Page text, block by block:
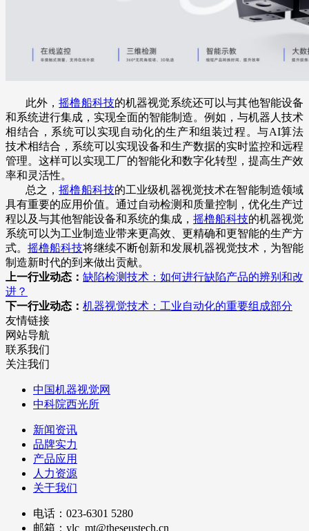
此外，摇橹船科技的机器视觉系统还可以与其他智能设备
和系统进行集成，实现全面的智能制造。例如，与机器人技术
相结合，系统可以实现自动化的生产和组装过程。与AI算法
技术相结合，系统可以实现设备和生产数据的实时监控和远程
管理。这样可以实现工厂的智能化和数字化转型，提高生产效
率和灵活性。
总之，摇橹船科技的工业级机器视觉技术在智能制造领域
具有重要的应用价值。通过自动检测和质量控制，优化生产过
程以及与其他智能设备和系统的集成， 摇橹船科技的机器视觉
系统可以为工业制造业带来更高效、更精确和更智能的生产方
式。 摇橹船科技将继续不断创新和发展机器视觉技术，为智能
制造新时代的到来做出贡献。
上一行业动态： 缺陷检测技术：如何进行缺陷产品的辨别和改
进？
下一行业动态： 机器视觉技术：工业自动化的重要组成部分
友情链接
网站导航
联系我们
关注我们
中国机器视觉网
中科院西光所
新闻资讯
品牌实力
产品应用
人力资源
关于我们
电话：023-6301 5280
邮箱：ylc_mt@theseustech.cn